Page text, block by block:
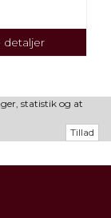
detaljer
statistik og at
Tillad